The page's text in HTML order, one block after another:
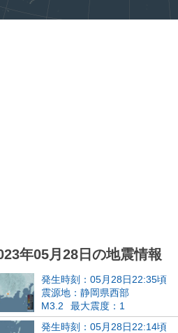
年05月28日の地震情報
発生時刻：05月28日22:35頃
震源地：静岡県西部
M3.2
最大震度：1
発生時刻：05月28日22:14頃